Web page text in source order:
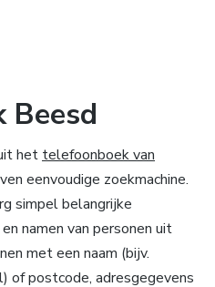
Beesd
het telefoonboek van
eenvoudige zoekmachine.
simpel belangrijke
namen van personen uit
met een naam (bijv.
of postcode, adresgegevens